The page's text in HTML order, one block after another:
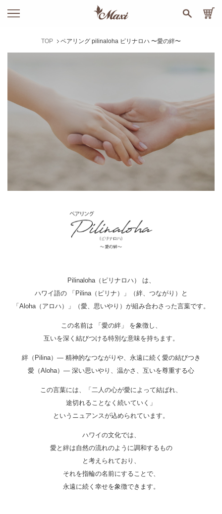
TOP ペアリング pilinaloha ピリナロハ 〜愛の絆〜
Pilinaloha（ピリナロハ） は、
ハワイ語の 「Pilina（ピリナ）」（絆、つながり）と
「Aloha（アロハ）」（愛、思いやり）が組み合わさった言葉です。
この名前は 「愛の絆」 を象徴し、
互いを深く結びつける特別な意味を持ちます。
絆（Pilina）— 精神的なつながりや、永遠に続く愛の結びつき
愛（Aloha）— 深い思いやり、温かさ、互いを尊重する心
この言葉には、「二人の心が愛によって結ばれ、
途切れることなく続いていく」
というニュアンスが込められています。
ハワイの文化では、
愛と絆は自然の流れのように調和するもの
と考えられており、
それを指輪の名前にすることで、
永遠に続く幸せを象徴できます。